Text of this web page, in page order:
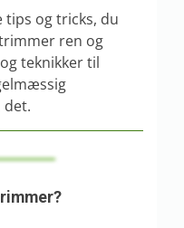
tips og tricks, du
ren og
teknikker til
det.